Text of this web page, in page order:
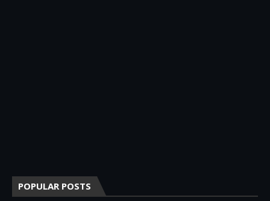
POPULAR POSTS